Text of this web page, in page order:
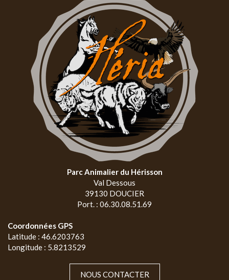
Parc Animalier du Hérisson
Val Dessous
39130 DOUCIER
Port. : 06.30.08.51.69
Coordonnées GPS
Latitude : 46.6203763
Longitude : 5.8213529
NOUS CONTACTER